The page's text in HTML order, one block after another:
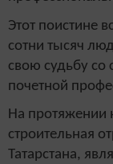
Этот поистине
сотни тысяч
свою судьбу со
почетной
На протяжении
строительная
Татарстана,